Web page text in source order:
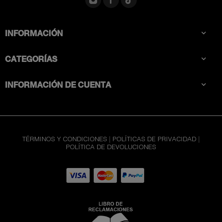
INFORMACIÓN 
CATEGORÍAS 
INFORMACIÓN DE CUENTA 
TÉRMINOS Y CONDICIONES | POLÍTICAS DE PRIVACIDAD |
POLÍTICA DE DEVOLUCIONES